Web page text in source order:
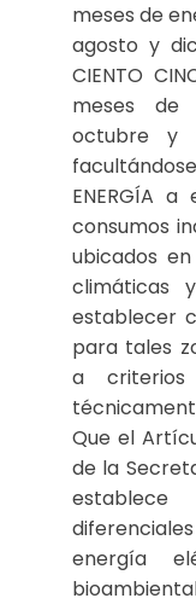
meses de
agosto y
CIENTO
meses de
octubre y
ENERGÍA
consumos
ubicados
climáticas
establecer
para tales
a criterios
Que el
de la
energía